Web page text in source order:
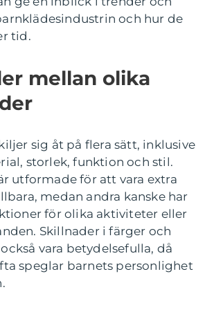
och hur de
tid.
mellan olika
sig åt på flera sätt, inklusive
storlek, funktion och stil.
utformade för att vara extra
medan andra kanske har
för olika aktiviteter eller
Skillnader i färger och
vara betydelsefulla, då
speglar barnets personlighet